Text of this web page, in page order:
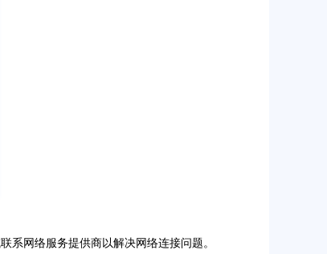
网络服务提供商以解决网络连接问题。